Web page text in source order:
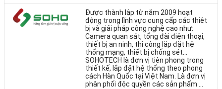
Được thành lập từ năm 2009 hoạt
động trong lĩnh vực cung cấp các thiêt
bị và giải pháp công nghệ cao như:
Camera quan sát, tổng đài điện thoại,
thiết bị an ninh, thi công lắp đặt hệ
thống mạng, thiết bị chống sét…
SOHOTECH là đơn vị tiên phong trong
thiết kế, lắp đặt hệ thống theo phong
cách Hàn Quốc tại Việt Nam. Là đơn vị
phân phối độc quyền các sản phẩm ...